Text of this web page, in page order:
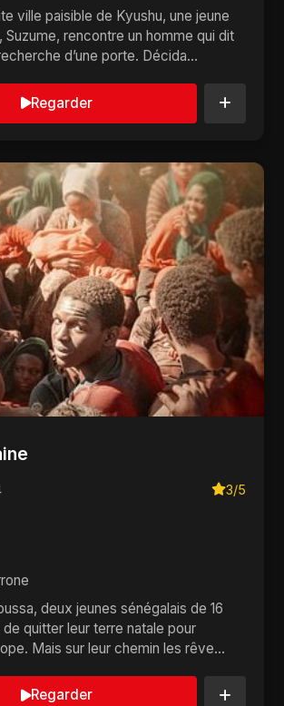
ville paisible de Kyushu, une jeune
Suzume, rencontre un homme qui dit
d’une porte. Décida...
Regarder
3/5
deux jeunes sénégalais de 16
quitter leur terre natale pour
Mais sur leur chemin les rêve...
Regarder